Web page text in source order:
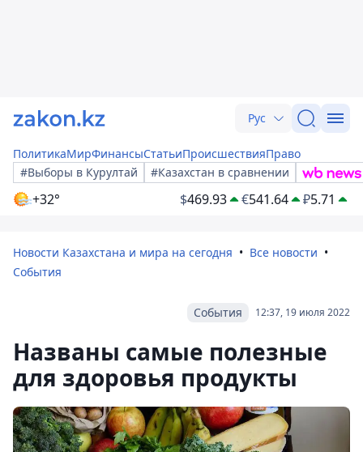
Рус
ПолитикаМирФинансыСтатьиПроисшествияПраво
#Выборы в Курултай
#Казахстан в сравнении
+32° $469.93 €541.64 ₽5.71
Новости Казахстана и мира на сегодня
Все новости
События
12:37, 19 июля 2022
События
Названы самые полезные
для здоровья продукты